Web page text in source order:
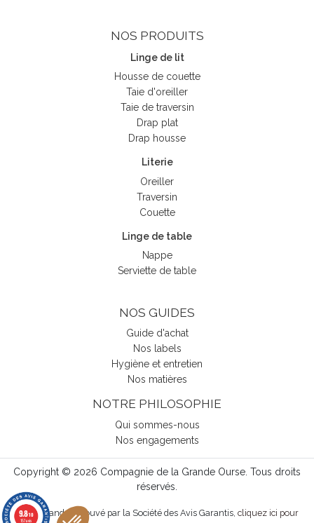
NOS PRODUITS
Linge de lit
Housse de couette
Taie d'oreiller
Taie de traversin
Drap plat
Drap housse
Literie
Oreiller
Traversin
Couette
Linge de table
Nappe
Serviette de table
NOS GUIDES
Guide d'achat
Nos labels
Hygiène et entretien
Nos matières
NOTRE PHILOSOPHIE
Qui sommes-nous
Nos engagements
Copyright © 2026 Compagnie de la Grande Ourse. Tous droits
réservés.
Marchand approuvé par la Société des Avis Garantis, cliquez ici pour
9.8/10
157 avis